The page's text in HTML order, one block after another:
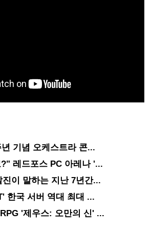
기념 오케스트라 콘...
레드포스 PC 아레나 '...
이 말하는 지난 7년간...
한국 서버 역대 최대 ...
'제우스: 오만의 신' ...